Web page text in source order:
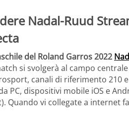
Nadal-Ruud
del Roland Garros 2022
si svolgerà al campo
canali di riferimento 210
PC, dispositivi mobile iOS e
Quando vi collegate a internet